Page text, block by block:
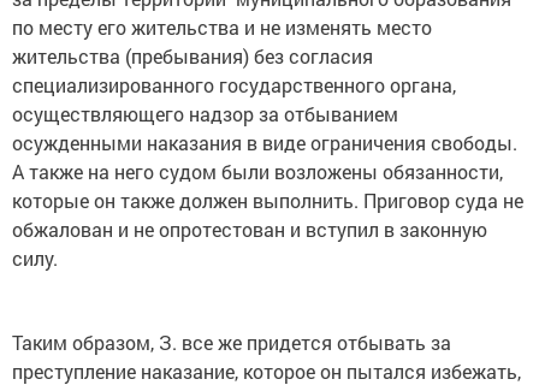
по месту его жительства и не изменять место
жительства (пребывания) без согласия
специализированного государственного органа,
осуществляющего надзор за отбыванием
осужденными наказания в виде ограничения свободы.
А также на него судом были возложены обязанности,
которые он также должен выполнить. Приговор суда не
обжалован и не опротестован и вступил в законную
силу.
Таким образом, З. все же придется отбывать за
преступление наказание, которое он пытался избежать,